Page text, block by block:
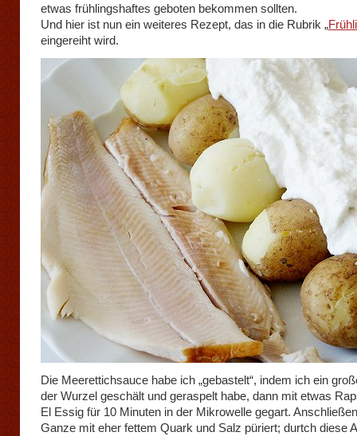
etwas frühlingshaftes geboten bekommen sollten.
Und hier ist nun ein weiteres Rezept, das in die Rubrik „
eingereiht wird.
Die Meerettichsauce habe ich „gebastelt“, indem ich ein
der Wurzel geschält und geraspelt habe, dann mit etwas
El Essig für 10 Minuten in der Mikrowelle gegart.
Ganze mit eher fettem Quark und Salz püriert; durtch diese